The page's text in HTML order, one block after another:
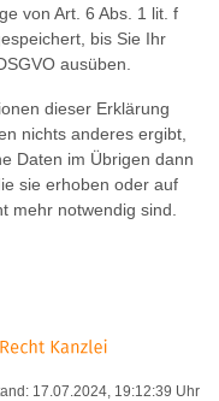
von Art. 6 Abs. 1 lit. f
bis Sie Ihr
ausüben.
dieser Erklärung
nichts anderes ergibt,
Daten im Übrigen dann
sie erhoben oder auf
mehr notwendig sind.
17.07.2024, 19:12:39 Uhr